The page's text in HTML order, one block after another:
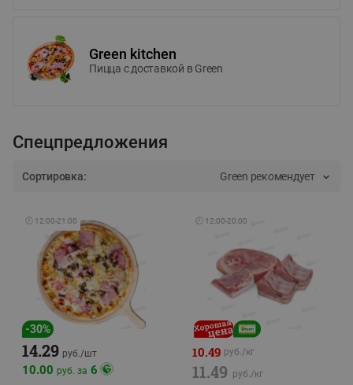
Green kitchen
Пицца c доставкой в Green
Спецпредложения
Сортировка: Green рекомендует
🕘 12:00-21:00
-30%
14.29 руб./шт
10.00 руб. за 6
🕘 12:00-20:00
10.49 руб./кг
11.49 руб./кг